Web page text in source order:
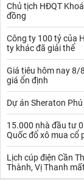
Chủ tịch HĐQT
đồng
Công ty 100 tỷ của
ty khác đã giải thể
Giá tiêu hôm nay 8/
giá ổn định
Dự án Sheraton
15.000 nhà đầu tư
Quốc đổ xô mua cổ
Lịch cúp điện Cần
Thành, Vị Thanh